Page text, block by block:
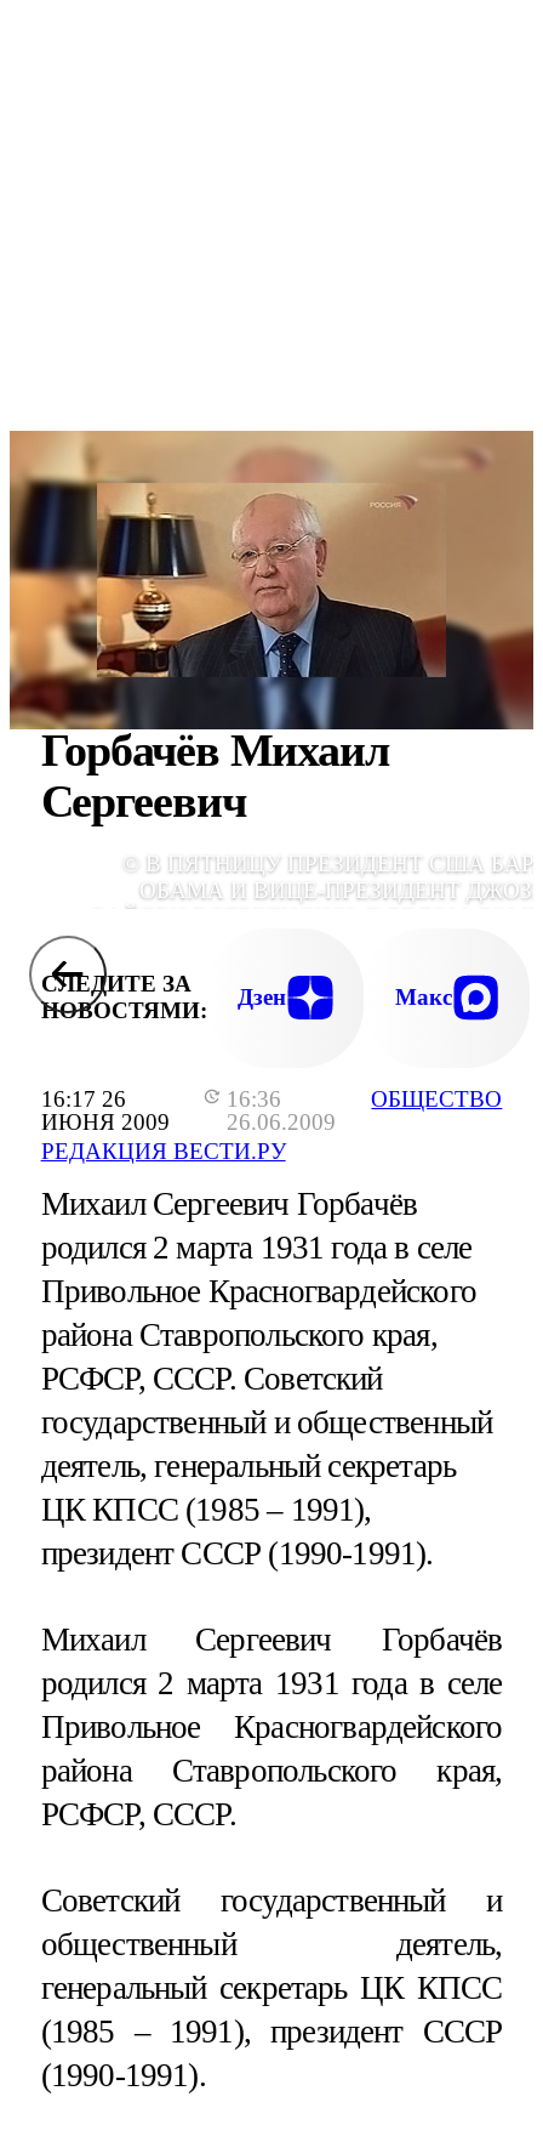
16:17 26
ИЮНЯ 2009
16:36
26.06.2009
РЕДАКЦИЯ ВЕСТИ.РУ
ОБЩЕСТВО
Горбачёв Михаил
Сергеевич
© В ПЯТНИЦУ ПРЕЗИДЕНТ США
ОБАМА И ВИЦЕ-ПРЕЗИДЕНТ
БАЙДЕН ВСТРЕТИЛИСЬ В БЕЛОМ
БЫВШИМ ПРЕЗИДЕНТОМ СССР
СЛЕДИТЕ ЗА
НОВОСТЯМИ:
Дзен Макс
Михаил Сергеевич Горбачёв
родился 2 марта 1931 года в селе
Привольное Красногвардейского
района Ставропольского края,
РСФСР, СССР. Советский
государственный и общественный
деятель, генеральный секретарь
ЦК КПСС (1985 – 1991),
президент СССР (1990-1991).
Михаил Сергеевич Горбачёв
родился 2 марта 1931 года в селе
Привольное Красногвардейского
района Ставропольского края,
РСФСР, СССР.
Советский государственный и
общественный деятель,
генеральный секретарь ЦК КПСС
(1985 – 1991), президент СССР
(1990-1991).